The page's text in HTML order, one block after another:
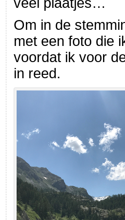
Om in de
met een foto die
voordat ik voor
in reed.